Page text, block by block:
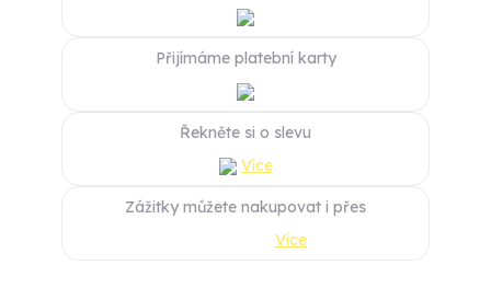
Přijímáme platební karty
Řekněte si o slevu
Více
Zážitky můžete nakupovat i přes
Více